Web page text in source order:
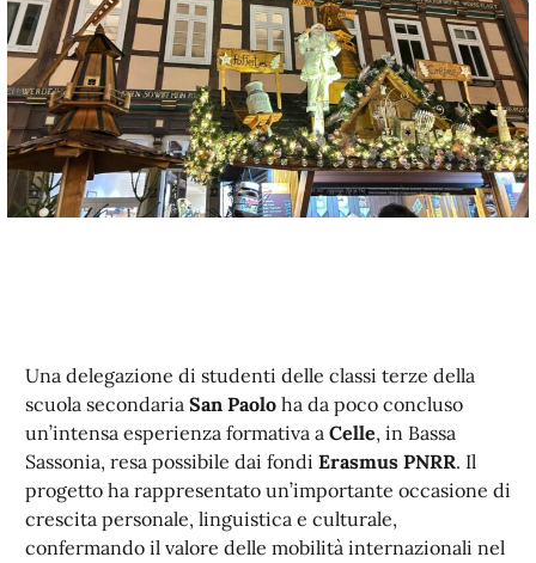
Una delegazione di studenti delle classi terze della
scuola secondaria San Paolo ha da poco concluso
un’intensa esperienza formativa a Celle, in Bassa
Sassonia, resa possibile dai fondi Erasmus PNRR. Il
progetto ha rappresentato un’importante occasione di
crescita personale, linguistica e culturale,
confermando il valore delle mobilità internazionali nel